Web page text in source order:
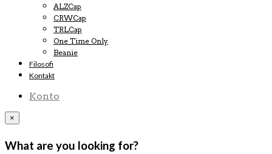
ALZCap
CRWCap
TRLCap
One Time Only
Beanie
Filosofi
Kontakt
Konto
×
What are you looking for?